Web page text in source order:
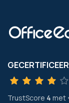
TrustScore 4 met